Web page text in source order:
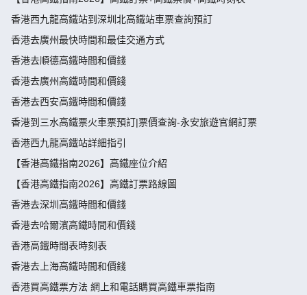
香港西九龍高鐵站到深圳北高鐵站車票查詢預訂
香港去廣州最快時間和最佳交通方式
香港去順德高鐵時間和價錢
香港去廣州高鐵時間和價錢
香港去西安高鐵時間和價錢
香港到三水高鐵票火車票預訂|票價查詢-永安旅遊官網訂票
香港西九龍高鐵站詳細指引
【香港高鐵指南2026】高鐵座位介紹
【香港高鐵指南2026】高鐵訂票路線圖
香港去深圳高鐵時間和價錢
香港去哈爾濱高鐵時間和價錢
香港高鐵時間表時刻表
香港去上海高鐵時間和價錢
香港買高鐵票方法 網上和電話購買高鐵車票指南